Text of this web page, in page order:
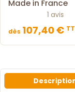
Made in France
1 avis
dès 107,40 €